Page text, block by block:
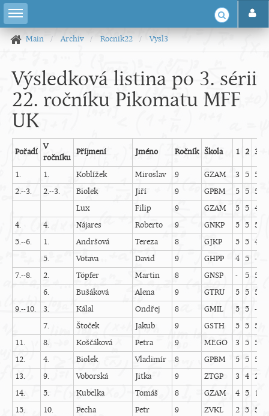
Main Archiv Rocnik22 Vysl3
Výsledková listina po 3. sérii
22. ročníku Pikomatu MFF
UK
Pořadí
V
ročníku
Příjmení Jméno Ročník Škola 1 2 3
1. 1. Koblížek Miroslav 9 GZAM 3 5 5
2.--3.
2.--3. Biolek Jiří 9 GPBM 5 5 5
Lux
Filip 9 GZAM 5 5 4
4.
4. Nájares Roberto 9 GNKP 5 5 5
5.--6.
1. Andršová Tereza 8 GJKP 5 5 4
5.
Votava David 9 GHPP 4 5 -
7.--8.
2. Töpfer Martin 8 GNSP - 5 5
6.
Bušáková Alena 9 GTRU 5 5 5
9.--10.
3. Kálal Ondřej 8 GMIL 5 5 -
7.
Štoček Jakub 9 GSTH 5 5 5
11.
8. Koščáková Petra 9 MEGO 3 5 5
12.
4. Biolek Vladimír 8 GPBM 5 5 5
13.
9. Voborská Jitka 9 ZTGP 3 4 2
14.
5. Kubelka Tomáš 8 GZAM 4 5 1
15.
10. Pecha Petr 9 ZVKL 2 5 5